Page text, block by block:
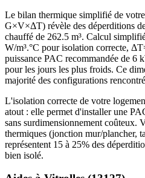
Le bilan thermique simplifié de
G×V×ΔT) révèle des déperditions
chauffé de 262.5 m³. Calcul
W/m³.°C pour isolation correcte,
puissance PAC recommandée de 6
pour les jours les plus froids. Ce
majorité des configurations
L'isolation correcte de votre
atout : elle permet d'installer une
sans surdimensionnement coûteux.
thermiques (jonction mur/plancher,
représentent 15 à 25% des
bien isolé.